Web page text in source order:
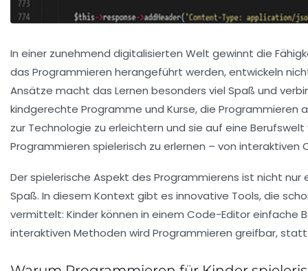
In einer zunehmend digitalisierten Welt gewinnt die
das Programmieren herangeführt werden, entwickeln
Ansätze macht das Lernen besonders viel Spaß und
kindgerechte Programme und Kurse, die
zur Technologie zu erleichtern und sie auf eine
Programmieren spielerisch zu erlernen – von
Der spielerische Aspekt des Programmierens ist nicht
Spaß. In diesem Kontext gibt es innovative Tools, die
vermittelt: Kinder können in einem Code-Editor einfache
interaktiven Methoden wird Programmieren greifbar,